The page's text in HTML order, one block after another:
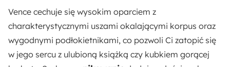
Rodzaj siedziska:
Tapicerowane
Materiał siedziska:
Pianka poliuretanowa
Vence cechuje się wysokim oparciem z
charakterystycznymi uszami okalającymi korpus oraz
wygodnymi podłokietnikami, co pozwoli Ci zatopić się
w jego sercu z ulubioną książką czy kubkiem gorącej